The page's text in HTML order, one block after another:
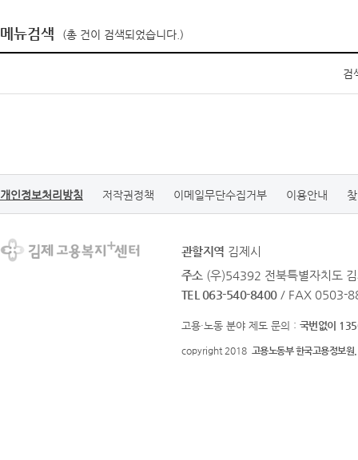
메뉴검색 (총 건이 검색되었습니다.)
검
개인정보처리방침 저작권정책 이메일무단수집거부 이용안내
관할지역 김제시
주소 (우)54392 전북특별자치도
TEL 063-540-8400 / FAX 0503-
고용·노동 분야 제도 문의 : 국번없이
copyright 2018 고용노동부 한국고용정보원.